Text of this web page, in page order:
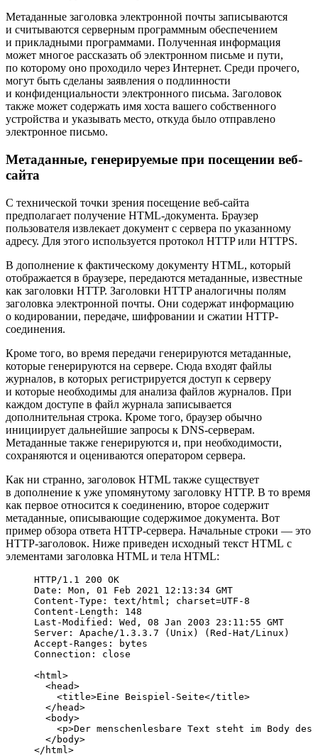
Метаданные заголовка электронной почты записываются
и считываются серверным программным обеспечением
и прикладными программами. Полученная информация
может многое рассказать об электронном письме и пути,
по которому оно проходило через Интернет. Среди прочего,
могут быть сделаны заявления о подлинности
и конфиденциальности электронного письма. Заголовок
также может содержать имя хоста вашего собственного
устройства и указывать место, откуда было отправлено
электронное письмо.
Метаданные, генерируемые при посещении веб-
сайта
С технической точки зрения посещение веб-сайта
предполагает получение HTML-документа. Браузер
пользователя извлекает документ с сервера по указанному
адресу. Для этого используется протокол HTTP или HTTPS.
В дополнение к фактическому документу HTML, который
отображается в браузере, передаются метаданные, известные
как заголовки HTTP. Заголовки HTTP аналогичны полям
заголовка электронной почты. Они содержат информацию
о кодировании, передаче, шифровании и сжатии HTTP-
соединения.
Кроме того, во время передачи генерируются метаданные,
которые генерируются на сервере. Сюда входят файлы
журналов, в которых регистрируется доступ к серверу
и которые необходимы для анализа файлов журналов. При
каждом доступе в файл журнала записывается
дополнительная строка. Кроме того, браузер обычно
инициирует дальнейшие запросы к DNS-серверам.
Метаданные также генерируются и, при необходимости,
сохраняются и оцениваются оператором сервера.
Как ни странно, заголовок HTML также существует
в дополнение к уже упомянутому заголовку HTTP. В то время
как первое относится к соединению, второе содержит
метаданные, описывающие содержимое документа. Вот
пример обзора ответа HTTP-сервера. Начальные строки — это
HTTP-заголовок. Ниже приведен исходный текст HTML с
элементами заголовка HTML и тела HTML:
HTTP/1.1 200 OK
Date: Mon, 01 Feb 2021 12:13:34 GMT
Content-Type: text/html; charset=UTF-8
Content-Length: 148
Last-Modified: Wed, 08 Jan 2003 23:11:55 GMT
Server: Apache/1.3.3.7 (Unix) (Red-Hat/Linux)
Accept-Ranges: bytes
Connection: close
<html>
  <head>
    <title>Eine Beispiel-Seite</title>
  </head>
  <body>
<p>Der menschenlesbare Text steht im Body des
  </body>
</html>